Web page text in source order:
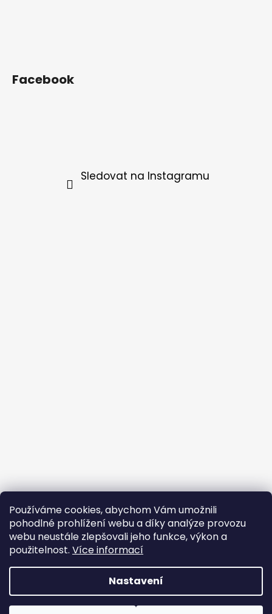
Používáme cookies, abychom Vám umožnili
pohodlné prohlížení webu a díky analýze provozu
webu neustále zlepšovali jeho funkce, výkon a
použitelnost. Více informací
Nastavení
Facebook
Sledovat na Instagramu